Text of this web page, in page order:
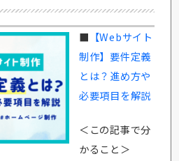
■ 【Webサイト
制作】要件定義
とは？進め方や
必要項目を解説
＜この記事で分
かること＞